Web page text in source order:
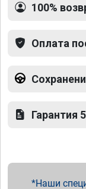
100%
Оплата
Гарантия
Наши